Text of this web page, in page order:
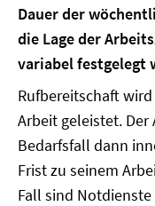
Dauer der
die Lage der
variabel festgelegt
Rufbereitschaft
Arbeit geleistet.
Bedarfsfall dann
Frist zu seinem
Fall sind